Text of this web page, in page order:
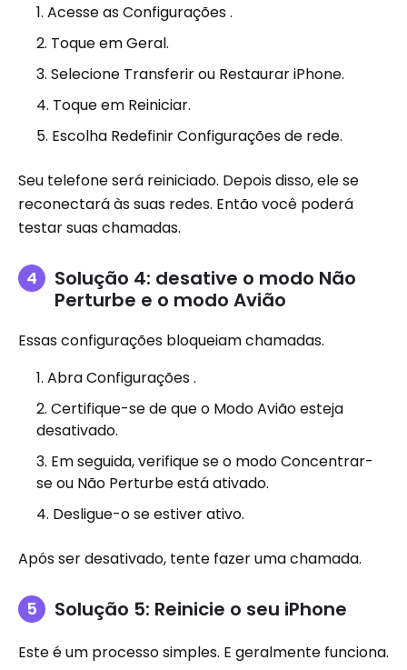
Acesse as Configurações .
Toque em Geral.
Selecione Transferir ou Restaurar iPhone.
Toque em Reiniciar.
Escolha Redefinir Configurações de rede.
Seu telefone será reiniciado. Depois disso, ele se
reconectará às suas redes. Então você poderá
testar suas chamadas.
Solução 4: desative o modo Não
Perturbe e o modo Avião
Essas configurações bloqueiam chamadas.
Abra Configurações .
Certifique-se de que o Modo Avião esteja
desativado.
Em seguida, verifique se o modo Concentrar-
se ou Não Perturbe está ativado.
Desligue-o se estiver ativo.
Após ser desativado, tente fazer uma chamada.
Solução 5: Reinicie o seu iPhone
Este é um processo simples. E geralmente funciona.